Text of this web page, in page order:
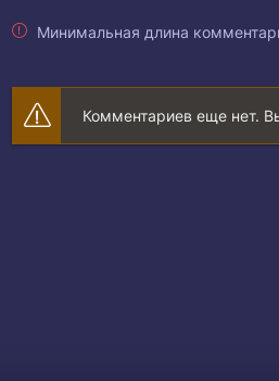
Минимальная длина
Комментариев еще нет.